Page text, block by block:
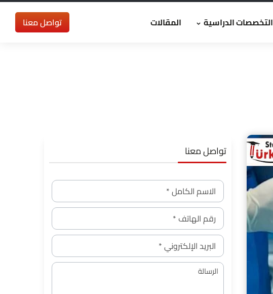
التخصصات الدراسية المقالات تواصل معنا
تواصل معنا